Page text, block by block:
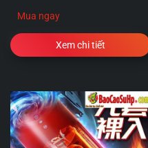
Mua ngay
Xem chi tiết